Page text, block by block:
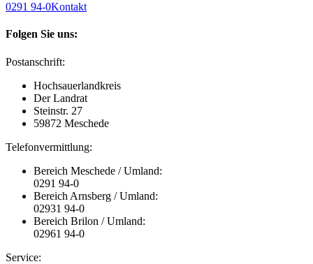
0291 94-0Kontakt
Folgen Sie uns:
Postanschrift:
Hochsauerlandkreis
Der Landrat
Steinstr. 27
59872 Meschede
Telefonvermittlung:
Bereich Meschede / Umland:
0291 94-0
Bereich Arnsberg / Umland:
02931 94-0
Bereich Brilon / Umland:
02961 94-0
Service: